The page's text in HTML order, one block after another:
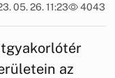
05. 26. 11:23 4043
az